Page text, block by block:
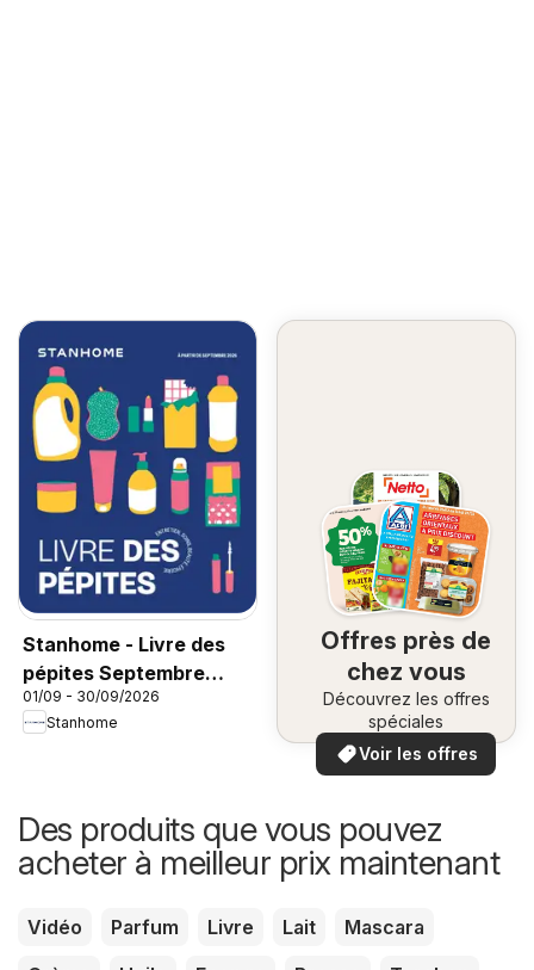
Stanhome - Livre des
pépites Septembre
2026
01/09 - 30/09/2026
Stanhome
Offres près de
chez vous
Découvrez les offres
spéciales
Voir les offres
Des produits que vous pouvez
acheter à meilleur prix maintenant
Vidéo Parfum Livre Lait
Mascara